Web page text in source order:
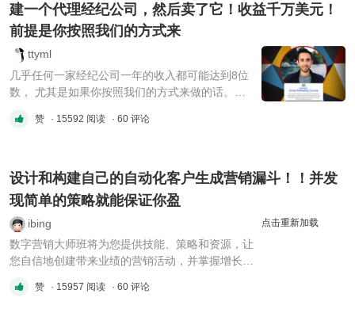
建一个代理经纪公司，然后卖了它！收益千万美元！
前提是你按照我们的方式来
ttyml
几乎任何一家经纪公司一年的收入都可能达到8位
数， 尤其是如果你按照我们的方式来做的话。
Module 0 - Foreword.pdf 01a-Module 1 - Are
Standard Operating Proce ...
赞 · 15592 阅读 · 60 评论
设计和构建自己的自动化客户生成营销漏斗！！并发
现简单的策略就能保证你盈
点击重新加载
ibing
数字营销大师班将为您提供技能、策略和资源，让
您自信地创建带来业绩的营销活动，并掌握增长任
│ Resources.txt │ │ │ ├─1 - Introduction │ │ 1 -
赞 · 15957 阅读 · 60 评论